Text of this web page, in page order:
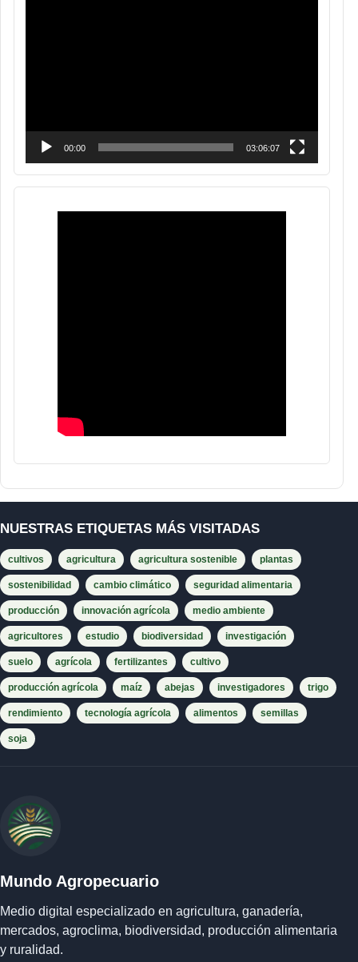
00:00 03:06:07
NUESTRAS ETIQUETAS MÁS VISITADAS
cultivos agricultura agricultura sostenible plantas
sostenibilidad cambio climático seguridad alimentaria
producción innovación agrícola medio ambiente
agricultores estudio biodiversidad investigación
suelo agrícola fertilizantes cultivo
producción agrícola maíz abejas investigadores trigo
rendimiento tecnología agrícola alimentos semillas
soja
Mundo Agropecuario
Medio digital especializado en agricultura, ganadería,
mercados, agroclima, biodiversidad, producción alimentaria
y ruralidad.